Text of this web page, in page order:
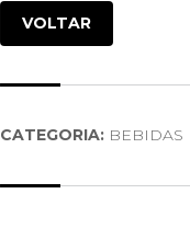
VOLTAR
CATEGORIA: BEBIDAS